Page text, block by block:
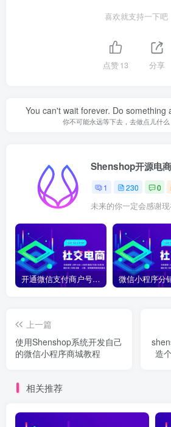
喜欢就支持一下吧
点赞13 分享
You can't wait forever. Do something
你不可能永远等下去，去做点儿什
Shenshop开源电
1 230 0
未来的你一定会感谢
开通微信支付商户号怎么开通？开通微信支付商户号详细教程
上一篇
使用Shenshop系统开发自己
的微信小程序商城教程
造
相关推荐